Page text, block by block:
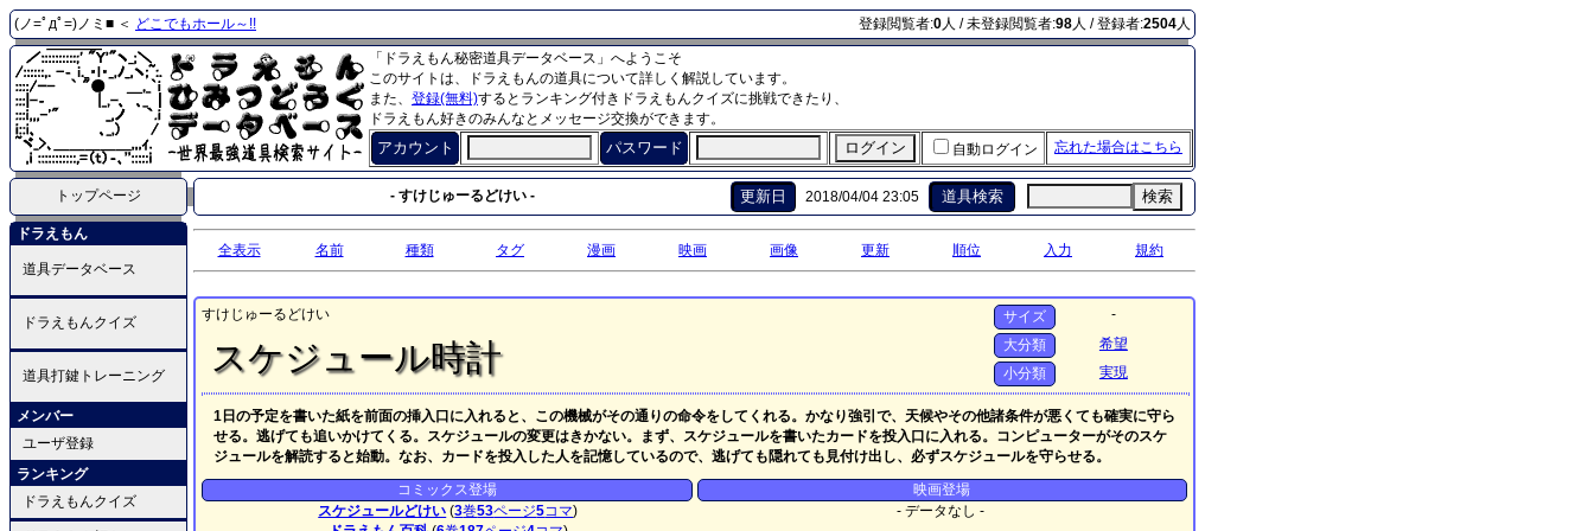
(ノ=ﾟдﾟ=)ノミ■ ＜ どこでもホール～!! 登録閲覧者:0人 / 未登録閲覧者:98人 / 登録者:2504人
「ドラえもん秘密道具データベース」へようこそ
このサイトは、ドラえもんの道具について詳しく解説しています。
また、 登録(無料)するとランキング付きドラえもんクイズに挑戦できたり、
ドラえもん好きのみんなとメッセージ交換ができます。
アカウント パスワード 自動ログイン 忘れた場合はこちら
トップページ - すけじゅーるどけい - 更新日 2018/04/04 23:05 道具検索 検索
ドラえもん
道具データベース
ドラえもんクイズ
道具打鍵トレーニング
メンバー
ユーザ登録
ランキング
ドラえもんクイズ
全表示 名前 種類 タグ 漫画 映画 画像 更新 順位 入力 規約
すけじゅーるどけい
スケジュール時計
サイズ
-
大分類
希望
小分類
実現
1日の予定を書いた紙を前面の挿入口に入れると、この機械がその通りの命令をしてくれる。かなり強引で、天候やその他諸条件が悪くても確実に守ら
せる。逃げても追いかけてくる。スケジュールの変更はきかない。まず、スケジュールを書いたカードを投入口に入れる。コンピューターがそのスケ
ジュールを解読すると始動。なお、カードを投入した人を記憶しているので、逃げても隠れても見付け出し、必ずスケジュールを守らせる。
コミックス登場
スケジュールどけい (3巻53ページ5コマ)
映画登場
- データなし -